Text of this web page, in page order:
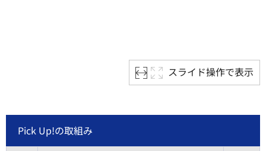
スライド操作で表示
Pick Up!の取組み